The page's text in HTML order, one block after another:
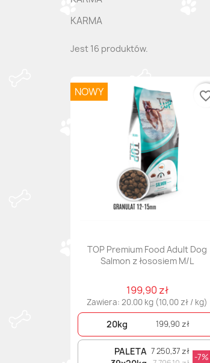
KARMA
Jest 16 produktów.
TOP Premium Food Adult Dog
Salmon z łososiem M/L
199,90 zł
Zawiera: 20.00 kg (10,00 zł / kg)
20kg 199,90 zł
PALETA 7 250,37 zł
-7%
NOWY